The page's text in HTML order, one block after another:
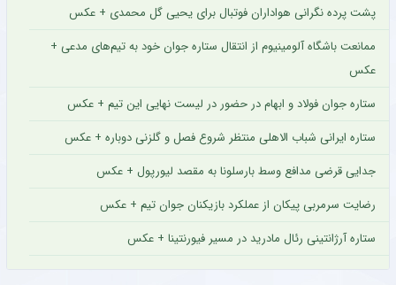
پشت پرده نگرانی هواداران فوتبال برای یحیی گل محمدی + عکس
ممانعت باشگاه آلومینیوم از انتقال ستاره جوان خود به تیم‌های مدعی +
عکس
ستاره جوان فولاد و ابهام در حضور در لیست نهایی این تیم + عکس
ستاره ایرانی شباب الاهلی منتظر شروع فصل و گلزنی دوباره + عکس
جدایی قرضی مدافع وسط بارسلونا به مقصد لیورپول + عکس
رضایت سرمربی پیکان از عملکرد بازیکنان جوان تیم + عکس
ستاره آرژانتینی رئال مادرید در مسیر فیورنتینا + عکس